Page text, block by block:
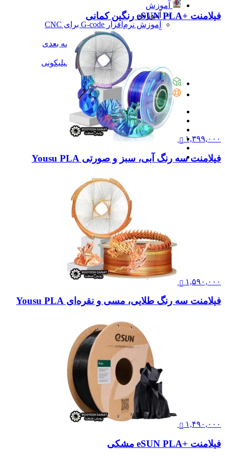
آموزش
آموزش
آموزش نرم‌افزار G-code برای CNC
آموزش نرم‌افزار سالیدورک
آموزش جامع ساخت پرینتر سه بعدی
آموزش تراشکاری
آموزش کامل ساخت قالب سیلیکونی
همه آموزش
پیگیری سفارشات
تماس با ما
فیلامنت +eSUN PLA رنگین کمانی
۱,۳۹۹,۰۰۰
فیلامنت سه رنگ آبی، سبز و صورتی Yousu PLA
۱,۵۹۰,۰۰۰
فیلامنت سه رنگ طلایی، مسی و نقره‌ای Yousu PLA
۱,۴۹۰,۰۰۰
فیلامنت +eSUN PLA مشکی